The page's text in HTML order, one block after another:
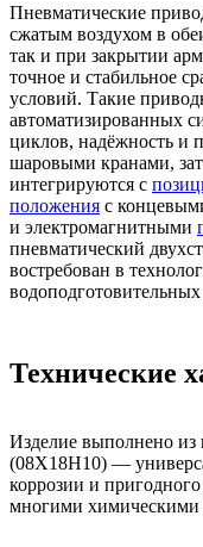
Пневматические
сжатым воздухом в
так и при закрытии
точное и стабильное
условий. Такие
автоматизированных
циклов, надёжность и
шаровыми кранами,
интегрируются с
положения с
и электромагнитными
пневматический
востребован в
водоподготовительных
Технические
Изделие выполнено
(08Х18Н10) —
коррозии и
многими химическими